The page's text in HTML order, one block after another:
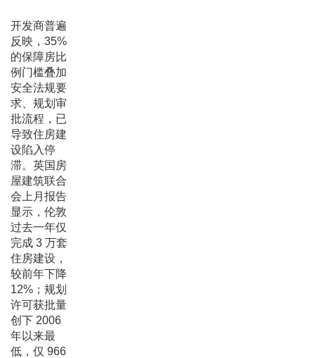
开发商普遍
反映，35%
的保障房比
例门槛叠加
安全法规要
求、规划审
批流程，已
导致住房建
设陷入停
滞。英国房
屋建筑联合
会上月报告
显示，伦敦
过去一年仅
完成 3 万套
住房建设，
较前年下降
12%；规划
许可获批量
创下 2006
年以来最
低，仅 966